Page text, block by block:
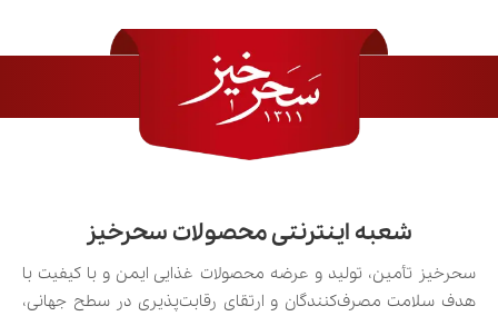
شعبه اینترنتی محصولات سحرخیز
سحرخیز تأمین، تولید و عرضه محصولات غذایی ایمن و با کیفیت با
هدف سلامت مصرف‌کنندگان و ارتقای رقابت‌پذیری در سطح جهانی،